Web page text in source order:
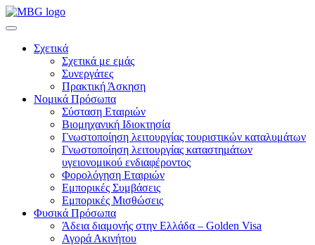
Σχετικά
Σχετικά με εμάς
Συνεργάτες
Πρακτική Άσκηση
Νομικά Πρόσωπα
Σύσταση Εταιριών
Βιομηχανική Ιδιοκτησία
Γνωστοποίηση λειτουργίας τουριστικών καταλυμάτων
Γνωστοποίηση λειτουργίας καταστημάτων
υγειονομικού ενδιαφέροντος
Φορολόγηση Εταιριών
Εμπορικές Συμβάσεις
Εμπορικές Μισθώσεις
Φυσικά Πρόσωπα
Άδεια διαμονής στην Ελλάδα – Golden Visa
Αγορά Ακινήτου